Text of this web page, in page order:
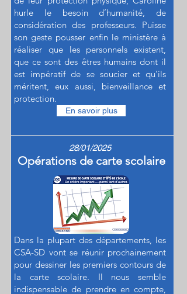
hurle le besoin d’humanité, de
considération des professeurs. Puisse
son geste pousser enfin le ministère à
réaliser que les personnels existent,
que ce sont des êtres humains dont il
est impératif de se soucier et qu’ils
méritent, eux aussi, bienveillance et
protection.
En savoir plus
28/01/2025
Opérations de carte scolaire
Dans la plupart des départements, les
CSA-SD vont se réunir prochainement
pour dessiner les premiers contours de
la carte scolaire. Il nous semble
indispensable de prendre en compte,